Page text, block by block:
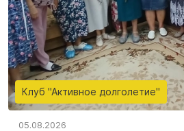
Клуб "Активное долголетие"
05.08.2026